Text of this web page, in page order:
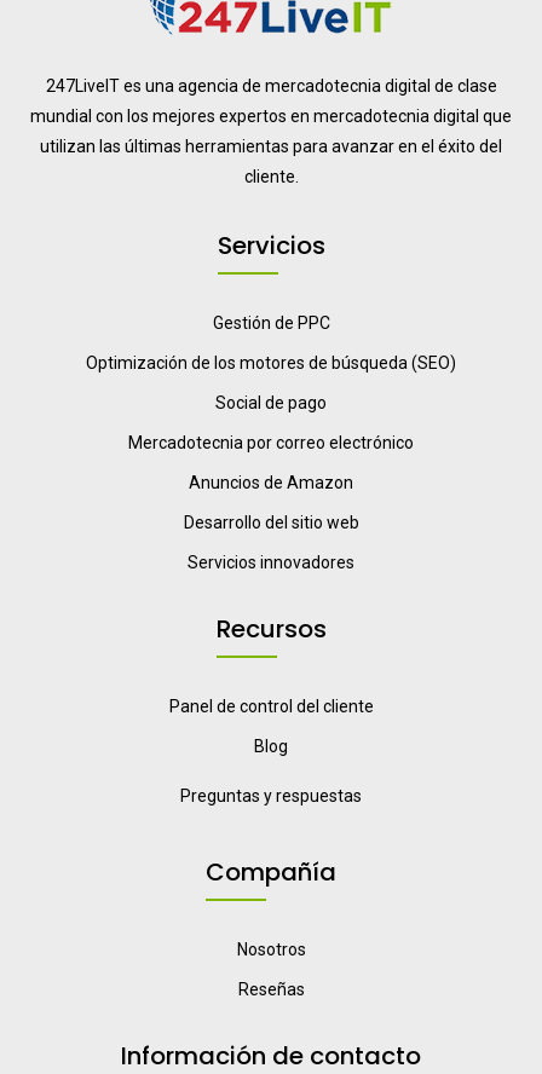
247LiveIT es una agencia de mercadotecnia digital de clase
mundial con los mejores expertos en mercadotecnia digital que
utilizan las últimas herramientas para avanzar en el éxito del
cliente.
Servicios
Gestión de PPC
Optimización de los motores de búsqueda (SEO)
Social de pago
Mercadotecnia por correo electrónico
Anuncios de Amazon
Desarrollo del sitio web
Servicios innovadores
Recursos
Panel de control del cliente
Blog
Preguntas y respuestas
Compañía
Nosotros
Reseñas
Información de contacto